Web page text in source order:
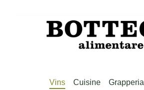
Vins Cuisine Grapperia